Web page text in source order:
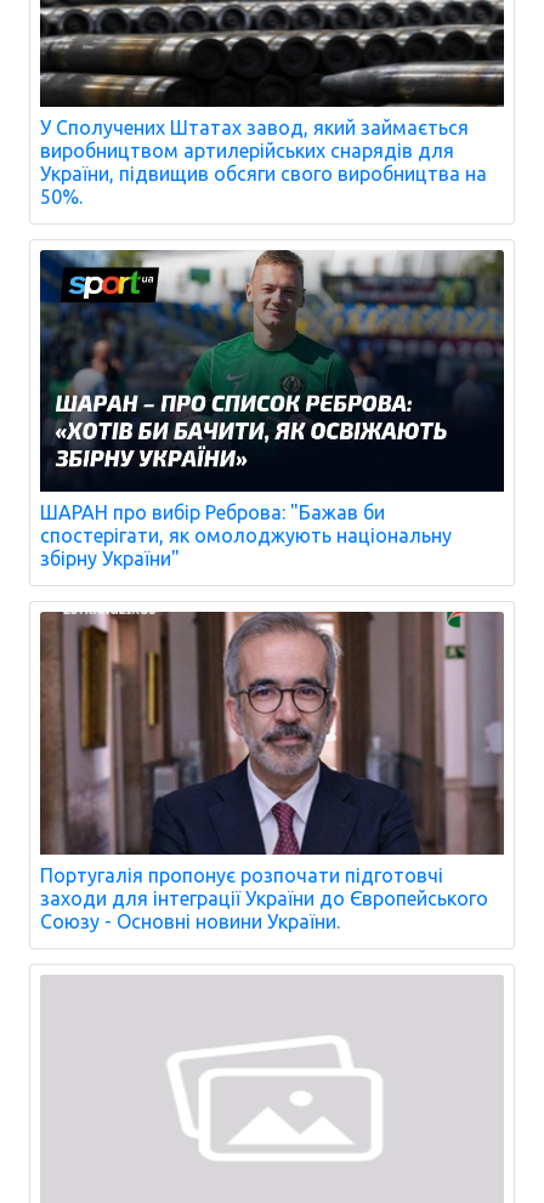
У Сполучених Штатах завод, який займається
виробництвом артилерійських снарядів для
України, підвищив обсяги свого виробництва на
50%.
ШАРАН про вибір Реброва: "Бажав би
спостерігати, як омолоджують національну
збірну України"
Португалія пропонує розпочати підготовчі
заходи для інтеграції України до Європейського
Союзу - Основні новини України.